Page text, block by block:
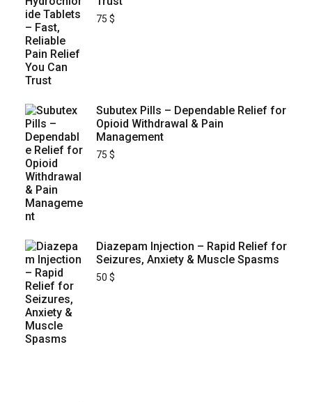
75 $
Subutex Pills – Dependable Relief for
Opioid Withdrawal & Pain
Management
75 $
Diazepam Injection – Rapid Relief for
Seizures, Anxiety & Muscle Spasms
50 $